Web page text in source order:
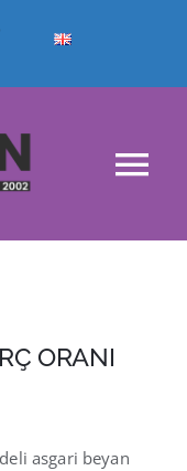
ORANI
asgari beyan